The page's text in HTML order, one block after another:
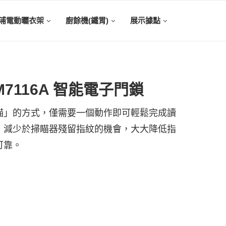
電動曬衣架 廚餘機(鐵胃) 展示據點
智能電子門鎖
的方式，僅需要一個動作即可輕鬆完成讀
少於掃瞄器殘留指紋的機會，大大降低指
。